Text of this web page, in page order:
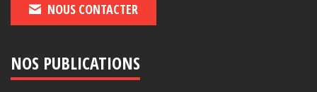
NOUS CONTACTER
NOS PUBLICATIONS